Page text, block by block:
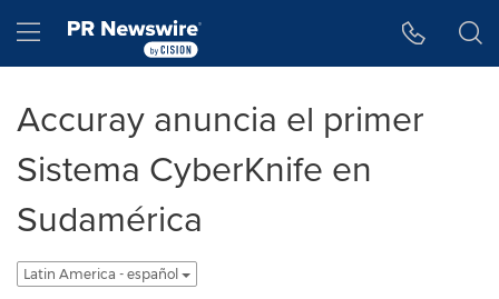
Hamburger menu
Accuray anuncia el primer
Sistema CyberKnife en
Sudamérica
Latin America - español